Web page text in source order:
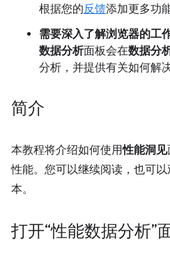
根据您的反馈添加更多功
需要深入了解浏览器的工
数据分析面板会在数据分
分析，并提供有关如何解
简介
本教程将介绍如何使用性能洞见
性能。您可以继续阅读，也可
本。
打开“性能数据分析”